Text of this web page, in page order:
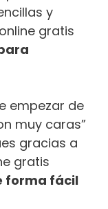
y
gratis
empezar de
muy caras”
gracias a
gratis
forma fácil